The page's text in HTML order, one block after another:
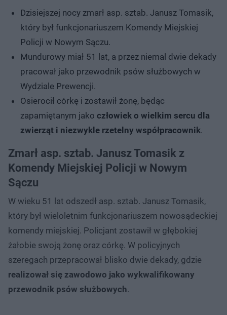
Dzisiejszej nocy zmarł asp. sztab. Janusz Tomasik,
który był funkcjonariuszem Komendy Miejskiej
Policji w Nowym Sączu.
Mundurowy miał 51 lat, a przez niemal dwie dekady
pracował jako przewodnik psów służbowych w
Wydziale Prewencji.
Osierocił córkę i zostawił żonę, będąc
zapamiętanym jako człowiek o wielkim sercu dla
zwierząt i niezwykle rzetelny współpracownik.
Zmarł asp. sztab. Janusz Tomasik z
Komendy Miejskiej Policji w Nowym
Sączu
W wieku 51 lat odszedł asp. sztab. Janusz Tomasik,
który był wieloletnim funkcjonariuszem nowosądeckiej
komendy miejskiej. Policjant zostawił w głębokiej
żałobie swoją żonę oraz córkę. W policyjnych
szeregach przepracował blisko dwie dekady, gdzie
realizował się zawodowo jako wykwalifikowany
przewodnik psów służbowych.